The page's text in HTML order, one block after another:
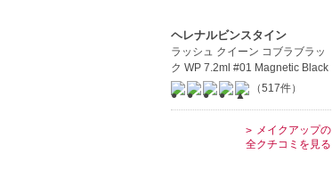
ヘレナルビンスタイン
ラッシュ クイーン コブラブラッ
ク WP 7.2ml #01 Magnetic Black
（517件）
メイクアップの
全クチコミを見る